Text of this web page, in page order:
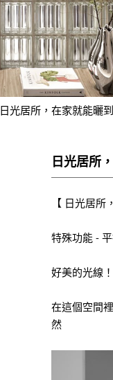
日光居所，在家就能曬
日光居所
【 日光居所
特殊功能 -
好美的光線
在這個空間
然